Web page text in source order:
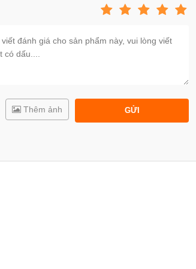
do Tổng cục Tiêu chuẩn đo lường chất lượng Việt
cấp.
của chính chúng tôi. Do vậy, Babycuatoi.vn
lượng tốt nhất và giá cả hợp lý nhất!
GỬI
Thêm ảnh